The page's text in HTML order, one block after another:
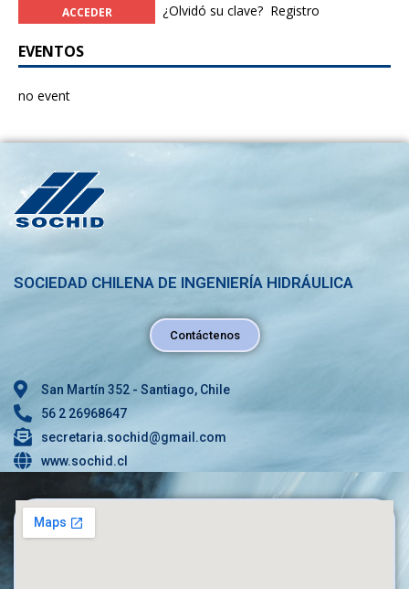
¿Olvidó su clave? Registro
EVENTOS
no event
SOCIEDAD CHILENA DE INGENIERÍA HIDRÁULICA
Contáctenos
San Martín 352 - Santiago, Chile
56 2 26968647
secretaria.sochid@gmail.com
www.sochid.cl